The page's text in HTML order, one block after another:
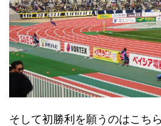
そして初勝利を願うのはこち